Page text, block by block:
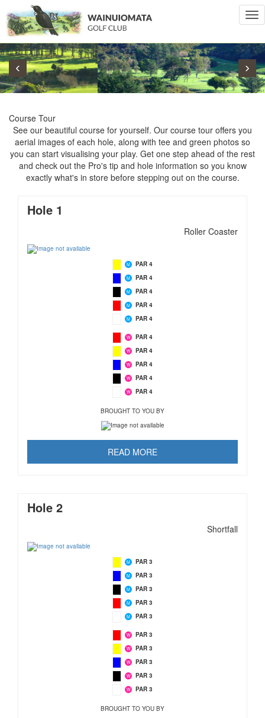
‹ ›
Course Tour
See our beautiful course for yourself. Our course tour offers you
aerial images of each hole, along with tee and green photos so
you can start visualising your play. Get one step ahead of the rest
and check out the Pro's tip and hole information so you know
exactly what's in store before stepping out on the course.
Hole 1
Roller Coaster
M PAR 4
M PAR 4
M PAR 4
M PAR 4
M PAR 4
W PAR 4
W PAR 4
W PAR 4
W PAR 4
W PAR 4
BROUGHT TO YOU BY
READ MORE
Hole 2
Shortfall
M PAR 3
M PAR 3
M PAR 3
M PAR 3
M PAR 3
W PAR 3
W PAR 3
W PAR 3
W PAR 3
W PAR 3
BROUGHT TO YOU BY